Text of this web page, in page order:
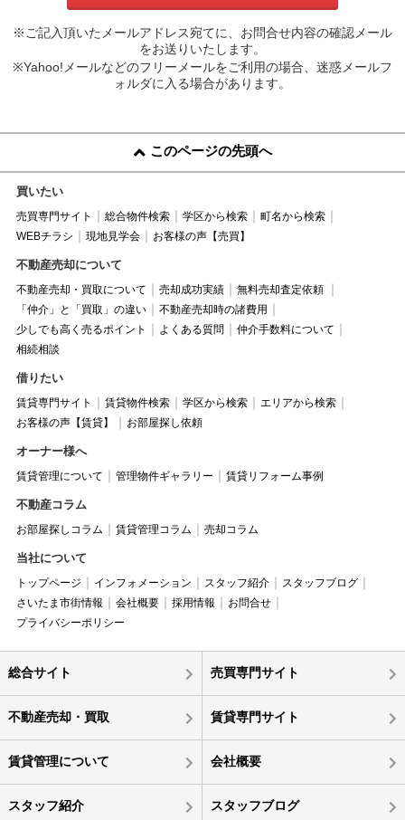
※ご記入頂いたメールアドレス宛てに、お問合せ内容の確認メール
をお送りいたします。
※Yahoo!メールなどのフリーメールをご利用の場合、迷惑メールフ
ォルダに入る場合があります。
このページの先頭へ
買いたい
売買専門サイト 総合物件検索 学区から検索
町名から検索
WEBチラシ
現地見学会 お客様の声【売買】
不動産売却について
不動産売却・買取について 売却成功実績
無料売却査定依頼
「仲介」と「買取」の違い
不動産売却時の諸費用
少しでも高く売るポイント
よくある質問
仲介手数料について
相続相談
借りたい
賃貸専門サイト 賃貸物件検索 学区から検索
エリアから検索
お客様の声【賃貸】
お部屋探し依頼
オーナー様へ
賃貸管理について 管理物件ギャラリー 賃貸リフォーム事例
不動産コラム
お部屋探しコラム 賃貸管理コラム 売却コラム
当社について
トップページ インフォメーション スタッフ紹介
スタッフブログ
さいたま市街情報
会社概要 採用情報
お問合せ
プライバシーポリシー
総合サイト 売買専門サイト
不動産売却・買取 賃貸専門サイト
賃貸管理について 会社概要
スタッフ紹介 スタッフブログ